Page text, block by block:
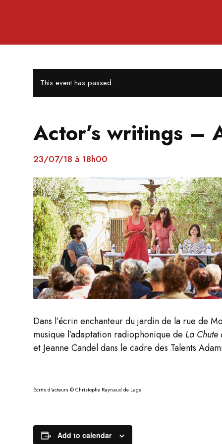
This event has passed.
Actor’s writings –
23/07/18 à 18h00
Dans l’écrin enchanteur du jardin de la rue de
musique l’adaptation radiophonique de La
et Jeanne Candel dans le cadre des Talents
Écrits d’acteurs © Christophe Raynaud de Lage
Add to calendar